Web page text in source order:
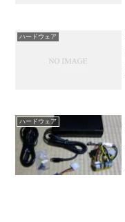
ハードウェア
ハードウェア